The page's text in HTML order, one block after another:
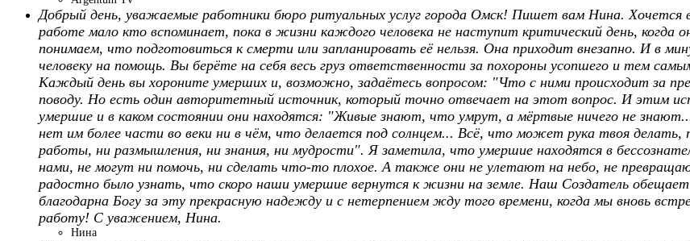
Добрый день, уважаемые работники бюро ритуальных услуг города Омск! Пишет вам Нина.
работе мало кто вспоминает, пока в жизни каждого человека не наступит критический день, когда
понимаем, что подготовиться к смерти или запланировать её нельзя. Она приходит внезапно. И в
человеку на помощь. Вы берёте на себя весь груз ответственности за похороны усопшего и тем
Каждый день вы хороните умерших и, возможно, задаётесь вопросом: "Что с ними происходит за
поводу. Но есть один авторитетный источник, который точно отвечает на этот вопрос. И этим
умершие и в каком состоянии они находятся: "Живые знают, что умрут, а мёртвые ничего не
нет им более части во веки ни в чём, что делается под солнцем... Всё, что может рука твоя
работы, ни размышления, ни знания, ни мудрости". Я заметила, что умершие находятся в
нами, не могут ни помочь, ни сделать что-то плохое. А также они не улетают на небо, не
радостно было узнать, что скоро наши умершие вернутся к жизни на земле. Наш Создатель
благодарна Богу за эту прекрасную надежду и с нетерпением жду того времени, когда мы вновь
работу! С уважением, Нина.
Нина